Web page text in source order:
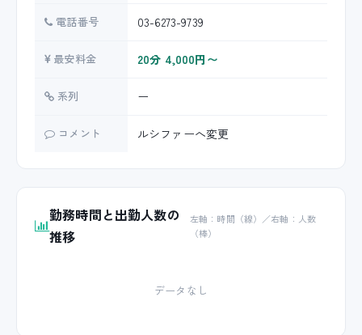
電話番号 03-6273-9739
最安料金 20分 4,000円〜
系列 ー
コメント ルシファーへ変更
勤務時間と出勤人数の
推移
左軸：時間（線）／右軸：人数
（棒）
データなし